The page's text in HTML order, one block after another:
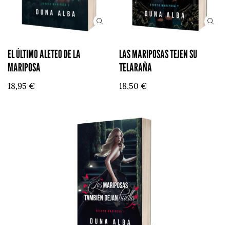
EL ÚLTIMO ALETEO DE LA
MARIPOSA
18,95 €
LAS MARIPOSAS TEJEN SU
TELARAÑA
18,50 €